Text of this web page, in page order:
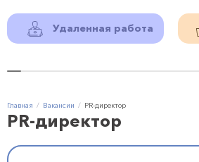
Удаленная работа
Главная Вакансии PR-директор
PR-директор